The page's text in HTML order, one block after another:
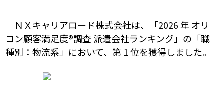
ＮＸキャリ アロード株式会社は、「2026 年 オリ
コン顧客満足度®調査 派遣会社ランキング」の「職
種別：物流系」において、第 1 位を獲得しました。